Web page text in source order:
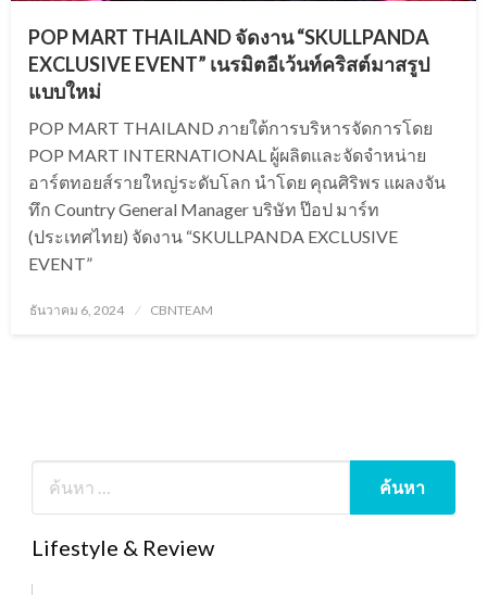
POP MART THAILAND จัดงาน “SKULLPANDA
EXCLUSIVE EVENT” เนรมิตอีเว้นท์คริสต์มาสรูป
แบบใหม่
POP MART THAILAND ภายใต้การบริหารจัดการโดย
POP MART INTERNATIONAL ผู้ผลิตและจัดจำหน่าย
อาร์ตทอยส์รายใหญ่ระดับโลก นำโดย คุณศิริพร แผลงจัน
ทึก Country General Manager บริษัท ป๊อป มาร์ท
(ประเทศไทย) จัดงาน “SKULLPANDA EXCLUSIVE
EVENT”
Posted
ธันวาคม 6, 2024 CBNTEAM
Lifestyle & Review